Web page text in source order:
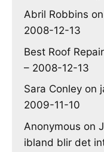
Abril Robbins on
2008-12-13
Best Roof Repair
– 2008-12-13
Sara Conley on
2009-11-10
Anonymous on
ibland blir det